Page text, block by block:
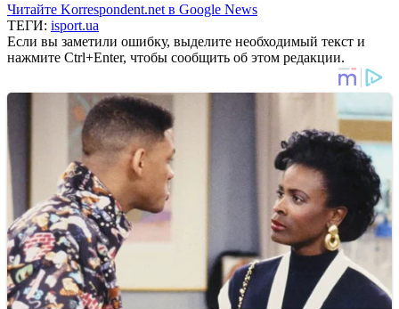
Читайте Korrespondent.net в Google News
ТЕГИ: isport.ua
Если вы заметили ошибку, выделите необходимый текст и
нажмите Ctrl+Enter, чтобы сообщить об этом редакции.